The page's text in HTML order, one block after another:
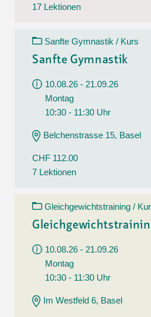
17 Lektionen
Sanfte Gymnastik / Kurs
Sanfte Gymnastik
10.08.26 - 21.09.26
Montag
10:30 - 11:30 Uhr
Belchenstrasse 15, Basel
CHF 112.00
7 Lektionen
Gleichgewichtstraining /
10.08.26 - 21.09.26
Montag
10:30 - 11:30 Uhr
Im Westfeld 6, Basel